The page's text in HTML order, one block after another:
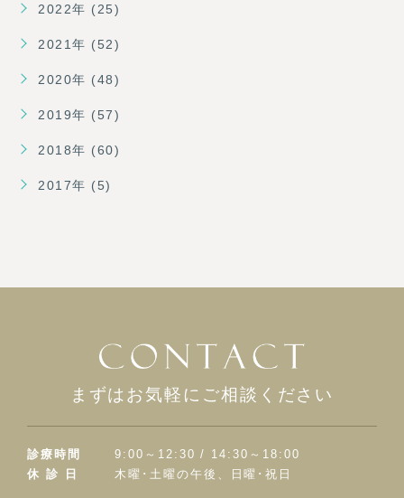
2022年 (25)
2021年 (52)
2020年 (48)
2019年 (57)
2018年 (60)
2017年 (5)
まずはお気軽にご相談ください
診療時間
休 診 日
9:00～12:30 / 14:30～18:00
木曜･土曜の午後、日曜･祝日